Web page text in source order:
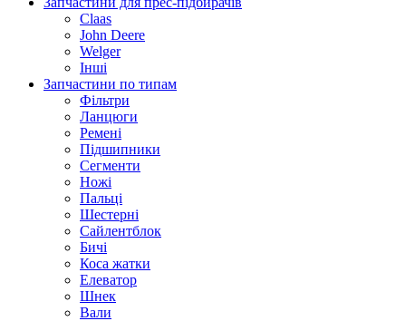
Claas
John Deere
Welger
Інші
Запчастини по типам
Фільтри
Ланцюги
Ремені
Підшипники
Сегменти
Ножі
Пальці
Шестерні
Сайлентблок
Бичі
Коса жатки
Елеватор
Шнек
Вали